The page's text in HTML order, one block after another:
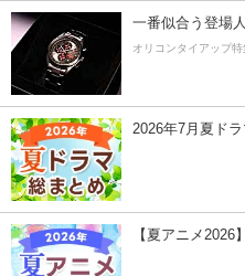
一番似合う登場
オリコンタイアップ特
2026年7月夏ド
【夏アニメ2026